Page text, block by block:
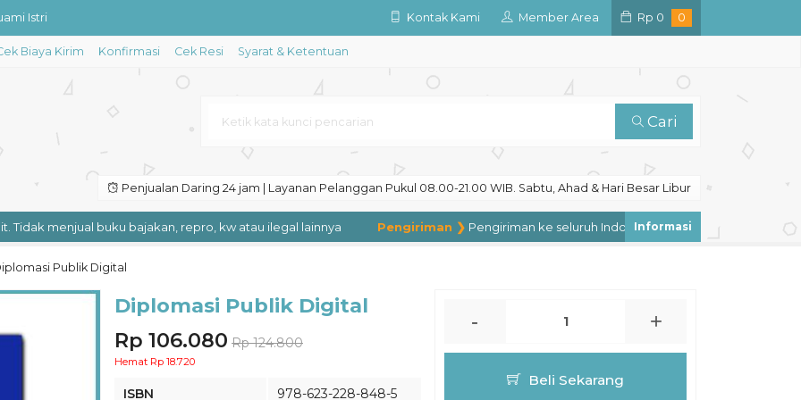
Istri
Moral
Kompetensi Keahli
Filsafatnya
Hijau
Kontak Kami Member Area Rp 0 0
Biaya Kirim Konfirmasi Cek Resi Syarat & Ketentuan
Cari
Penjualan Daring 24 jam | Layanan Pelanggan Pukul 08.00-21.00 WIB. Sabtu, Ahad & Hari Besar Libur
menjual buku bajakan, repro, kw atau ilegal lainnya Pengiriman ❯Pengiriman ke seluruh Indonesia, pengiriman ke luar negeri
Publik Digital
Diplomasi Publik Digital
Rp 106.080 Rp 124.800
Hemat Rp 18.720
ISBN 978-623-228-848-5
- +
Beli Sekarang